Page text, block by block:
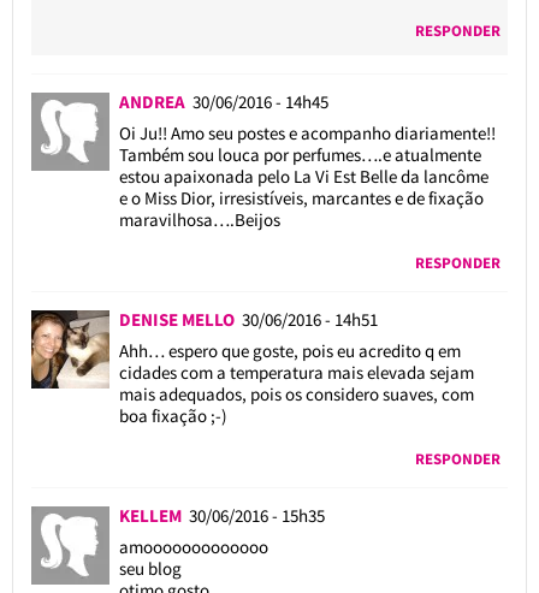
RESPONDER
ANDREA 30/06/2016 - 14h45
Oi Ju!! Amo seu postes e acompanho diariamente!!
Também sou louca por perfumes….e atualmente
estou apaixonada pelo La Vi Est Belle da lancôme
e o Miss Dior, irresistíveis, marcantes e de fixação
maravilhosa….Beijos
RESPONDER
DENISE MELLO 30/06/2016 - 14h51
Ahh… espero que goste, pois eu acredito q em
cidades com a temperatura mais elevada sejam
mais adequados, pois os considero suaves, com
boa fixação ;-)
RESPONDER
KELLEM 30/06/2016 - 15h35
amooooooooooooo
seu blog